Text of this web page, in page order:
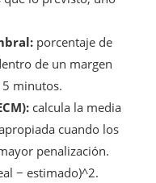
porcentaje de
de un margen
minutos.
calcula la media
cuando los
penalización.
− estimado)^2.